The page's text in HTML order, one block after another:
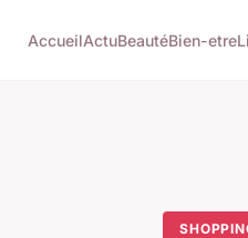
AccueilActuBeautéBien-etre